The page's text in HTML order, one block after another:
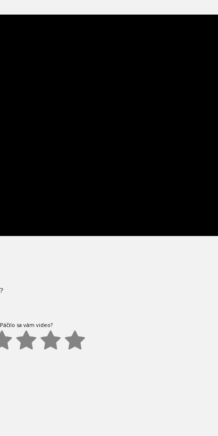
Páčilo sa vám video?